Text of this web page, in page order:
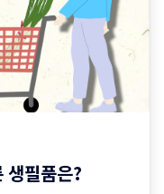
생필품은?